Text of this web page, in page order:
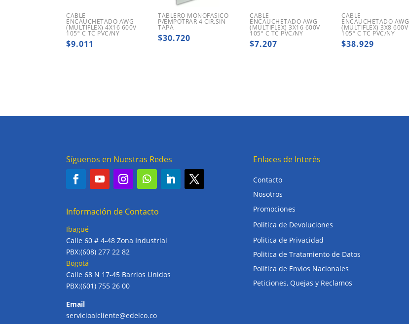
CABLE
ENCAUCHETADO AWG
(MULTIFLEX) 4X16 600V
105º C TC PVC/NY
$9.011
TABLERO MONOFASICO
P/EMPOTRAR 4 CIR.SIN
TAPA
$30.720
CABLE
ENCAUCHETADO AWG
(MULTIFLEX) 3X16 600V
105º C TC PVC/NY
$7.207
CABLE
ENCAUCHETADO AWG
(MULTIFLEX) 3X8 600V
105º C TC PVC/NY
$38.929
Síguenos en Nuestras Redes
Información de Contacto
Ibagué
Calle 60 # 4-48 Zona Industrial
PBX:(608) 277 22 82
Bogotá
Calle 68 N 17-45 Barrios Unidos
PBX:(601) 755 26 00
Email
servicioalcliente@edelco.co
Enlaces de Interés
Contacto
Nosotros
Promociones
Politica de Devoluciones
Politica de Privacidad
Politica de Tratamiento de Datos
Politica de Envios Nacionales
Peticiones, Quejas y Reclamos